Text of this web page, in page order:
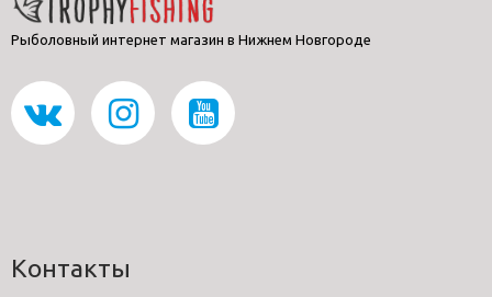
Рыболовный интернет магазин в Нижнем Новгороде
Контакты